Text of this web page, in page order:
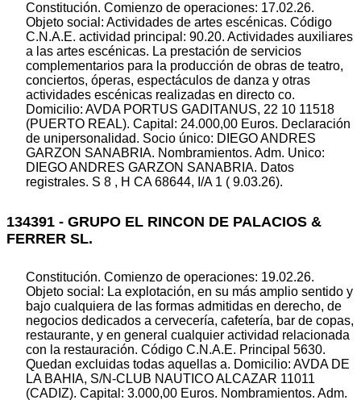
Constitución. Comienzo de operaciones: 17.02.26.
Objeto social: Actividades de artes escénicas. Código
C.N.A.E. actividad principal: 90.20. Actividades auxiliares
a las artes escénicas. La prestación de servicios
complementarios para la producción de obras de teatro,
conciertos, óperas, espectáculos de danza y otras
actividades escénicas realizadas en directo co.
Domicilio: AVDA PORTUS GADITANUS, 22 10 11518
(PUERTO REAL). Capital: 24.000,00 Euros. Declaración
de unipersonalidad. Socio único: DIEGO ANDRES
GARZON SANABRIA. Nombramientos. Adm. Unico:
DIEGO ANDRES GARZON SANABRIA. Datos
registrales. S 8 , H CA 68644, I/A 1 ( 9.03.26).
134391 - GRUPO EL RINCON DE PALACIOS &
FERRER SL.
Constitución. Comienzo de operaciones: 19.02.26.
Objeto social: La explotación, en su más amplio sentido y
bajo cualquiera de las formas admitidas en derecho, de
negocios dedicados a cervecería, cafetería, bar de copas,
restaurante, y en general cualquier actividad relacionada
con la restauración. Código C.N.A.E. Principal 5630.
Quedan excluidas todas aquellas a. Domicilio: AVDA DE
LA BAHIA, S/N-CLUB NAUTICO ALCAZAR 11011
(CADIZ). Capital: 3.000,00 Euros. Nombramientos. Adm.